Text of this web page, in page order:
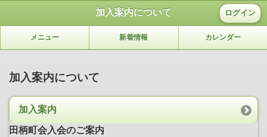
加入案内について ログイン
メニュー 新着情報 カレンダー
加入案内について
加入案内
田柄町会入会のご案内